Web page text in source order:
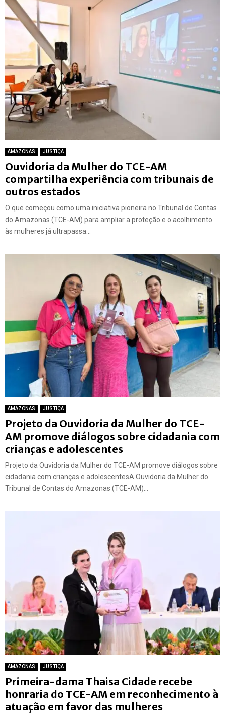
AMAZONAS JUSTIÇA
Ouvidoria da Mulher do TCE-AM
compartilha experiência com tribunais de
outros estados
O que começou como uma iniciativa pioneira no Tribunal de Contas
do Amazonas (TCE-AM) para ampliar a proteção e o acolhimento
às mulheres já ultrapassa...
AMAZONAS JUSTIÇA
Projeto da Ouvidoria da Mulher do TCE-
AM promove diálogos sobre cidadania com
crianças e adolescentes
Projeto da Ouvidoria da Mulher do TCE-AM promove diálogos sobre
cidadania com crianças e adolescentesA Ouvidoria da Mulher do
Tribunal de Contas do Amazonas (TCE-AM)...
AMAZONAS JUSTIÇA
Primeira-dama Thaisa Cidade recebe
honraria do TCE-AM em reconhecimento à
atuação em favor das mulheres